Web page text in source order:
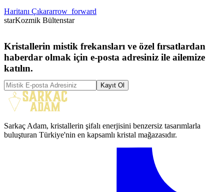
Haritanı Çıkararrow_forward
starKozmik Bültenstar
Kristallerin mistik frekansları ve özel fırsatlardan
haberdar olmak için e-posta adresiniz ile ailemize
katılın.
Kayıt Ol
Sarkaç Adam, kristallerin şifalı enerjisini benzersiz tasarımlarla
buluşturan Türkiye'nin en kapsamlı kristal mağazasıdır.